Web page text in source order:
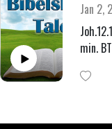
Jan 2,
min.